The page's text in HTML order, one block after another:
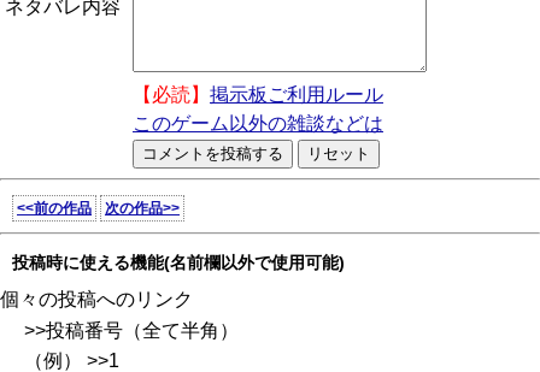
ネタバレ内容
【必読】 掲示板ご利用ルール
このゲーム以外の雑談などは
<<前の作品 次の作品>>
投稿時に使える機能(名前欄以外で使用可能)
個々の投稿へのリンク
>>投稿番号（全て半角）
（例） >>1